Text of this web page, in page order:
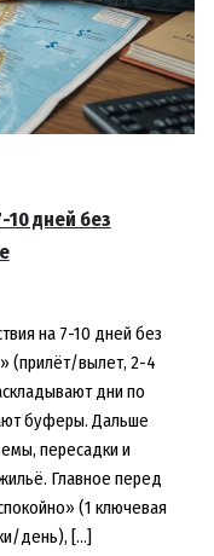
10 дней без
на 7-10 дней без
(прилёт/вылет, 2-4
дни по
буферы. Дальше
пересадки и
Главное перед
(1 ключевая
день), […]